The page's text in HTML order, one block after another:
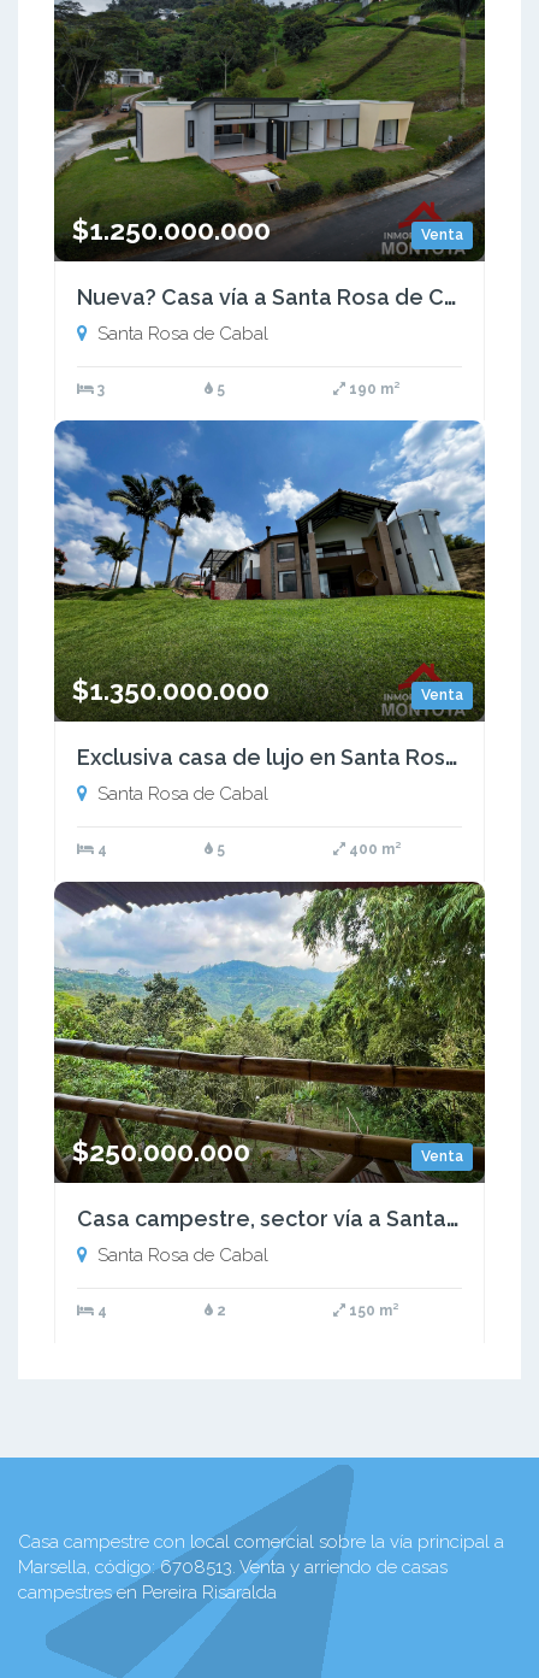
Venta
$1.250.000.000
Nueva? Casa vía a Santa Rosa de Cabal
Santa Rosa de Cabal
3 5 190 m²
Venta
$1.350.000.000
Exclusiva casa de lujo en Santa Rosa de Cabal
Santa Rosa de Cabal
4 5 400 m²
Venta
$250.000.000
Casa campestre, sector vía a Santa Rosa de Cabal
Santa Rosa de Cabal
4 2 150 m²
Casa campestre con local comercial sobre la vía principal a
Marsella, código: 6708513. Venta y arriendo de casas
campestres en Pereira Risaralda